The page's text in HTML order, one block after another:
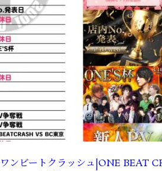
ワンビートクラッシュ|ONE BEAT